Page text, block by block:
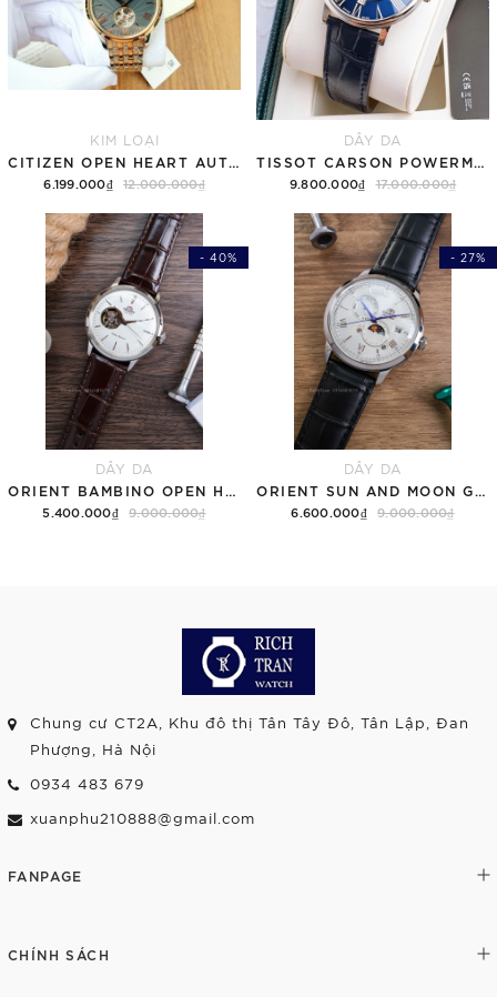
KIM LOẠI
6.199.000₫ 12.000.000₫
DÂY DA
9.800.000₫ 17.000.000₫
- 40%
DÂY DA
5.400.000₫ 9.000.000₫
- 27%
DÂY DA
6.600.000₫ 9.000.000₫
Chung cư CT2A, Khu đô thị Tân Tây Đô, Tân Lập, Đan
Phượng, Hà Nội
0934 483 679
xuanphu210888@gmail.com
FANPAGE
CHÍNH SÁCH